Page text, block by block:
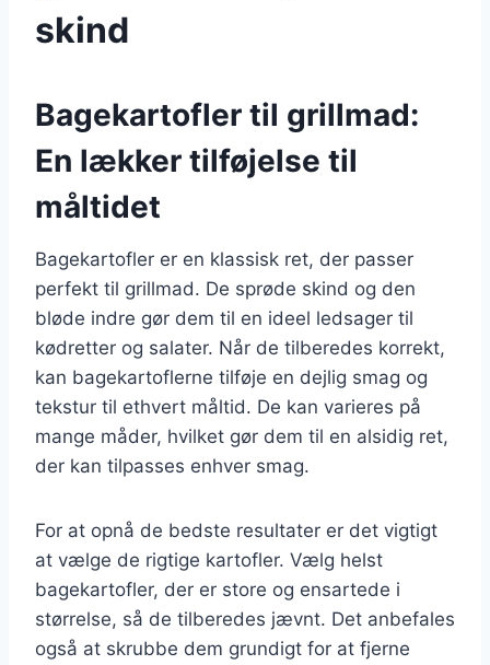
skind
Bagekartofler til grillmad:
En lækker tilføjelse til
måltidet
Bagekartofler er en klassisk ret, der passer
perfekt til grillmad. De sprøde skind og den
bløde indre gør dem til en ideel ledsager til
kødretter og salater. Når de tilberedes korrekt,
kan bagekartoflerne tilføje en dejlig smag og
tekstur til ethvert måltid. De kan varieres på
mange måder, hvilket gør dem til en alsidig ret,
der kan tilpasses enhver smag.
For at opnå de bedste resultater er det vigtigt
at vælge de rigtige kartofler. Vælg helst
bagekartofler, der er store og ensartede i
størrelse, så de tilberedes jævnt. Det anbefales
også at skrubbe dem grundigt for at fjerne